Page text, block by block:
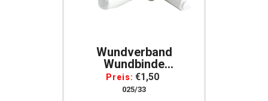
Wundverband
Wundbinde
Wundbandage Weiß
Einzelverpackung
Preis: €1,50
025/33